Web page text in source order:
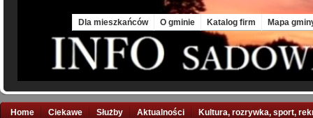
Dla mieszkańców O gminie Katalog firm Mapa
Home Ciekawe Służby Aktualności Kultura, rozrywka, sport,